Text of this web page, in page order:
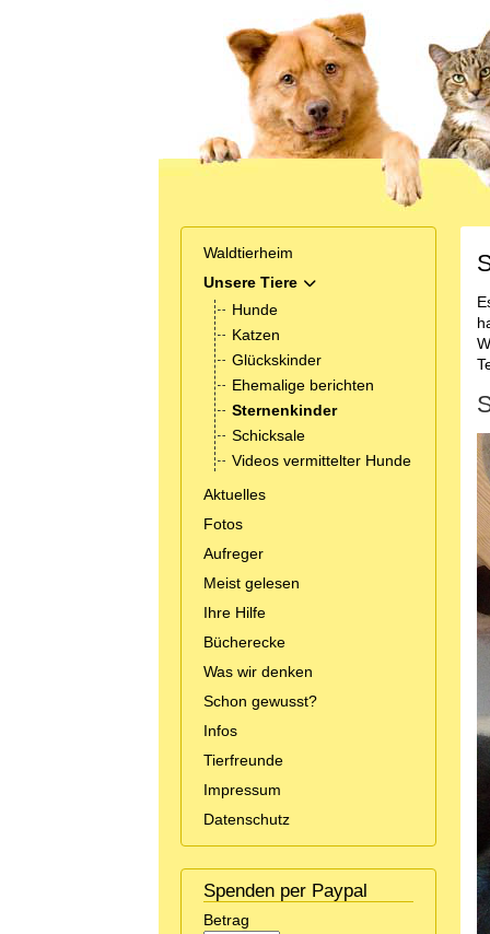
Waldtierheim
Unsere Tiere
Hunde
Katzen
Glückskinder
Ehemalige berichten
Sternenkinder
Schicksale
Videos vermittelter Hunde
Aktuelles
Fotos
Aufreger
Meist gelesen
Ihre Hilfe
Bücherecke
Was wir denken
Schon gewusst?
Infos
Tierfreunde
Impressum
Datenschutz
Spenden per Paypal
Betrag